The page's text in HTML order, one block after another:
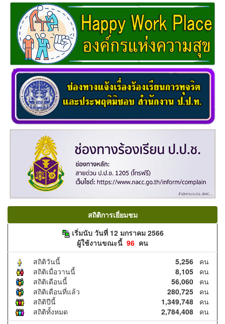
สถิติการเยี่ยมชม
เริ่มนับ วันที่ 12 มกราคม 2566
ผู้ใช้งานขณะนี้ 96 คน
สถิติวันนี้
5,256 คน
สถิติเมื่อวานนี้
8,105 คน
สถิติเดือนนี้
56,060 คน
สถิติเดือนที่แล้ว
280,725 คน
สถิติปีนี้
1,349,748 คน
สถิติทั้งหมด
2,784,408 คน